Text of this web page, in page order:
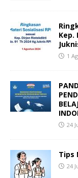
Kep.
1
24
Tips
24